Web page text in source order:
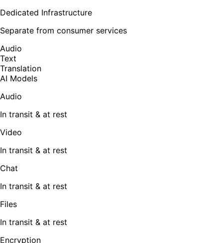
Dedicated Infrastructure
Separate from consumer services
Audio
Text
Translation
AI Models
Audio
In transit & at rest
Video
In transit & at rest
Chat
In transit & at rest
Files
In transit & at rest
Encryption